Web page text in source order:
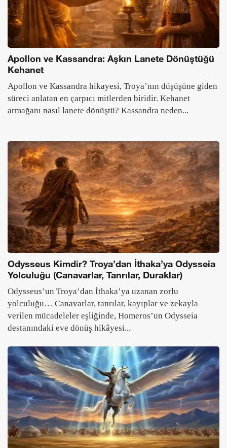
Apollon ve Kassandra: Aşkın Lanete Dönüştüğü
Kehanet
Apollon ve Kassandra hikayesi, Troya’nın düşüşüne giden
süreci anlatan en çarpıcı mitlerden biridir. Kehanet
armağanı nasıl lanete dönüştü? Kassandra neden...
Odysseus Kimdir? Troya’dan İthaka’ya Odysseia
Yolculuğu (Canavarlar, Tanrılar, Duraklar)
Odysseus’un Troya’dan İthaka’ya uzanan zorlu
yolculuğu… Canavarlar, tanrılar, kayıplar ve zekayla
verilen mücadeleler eşliğinde, Homeros’un Odysseia
destanındaki eve dönüş hikâyesi...